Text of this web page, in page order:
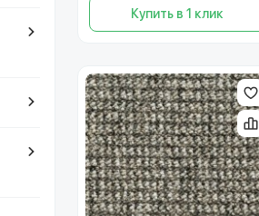
Купить в 1 клик